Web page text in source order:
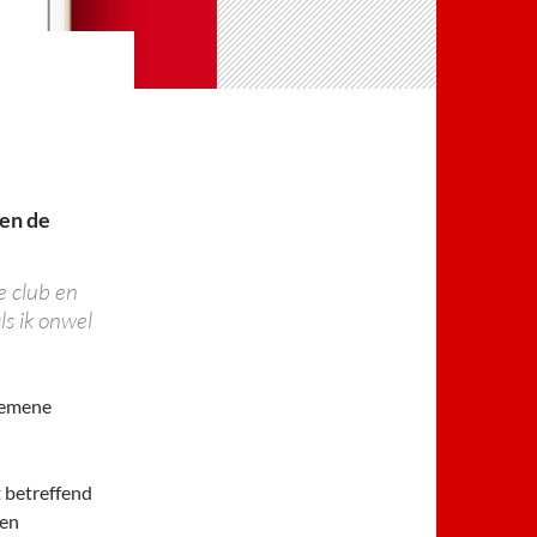
de
club en
ik onwel
betreffend